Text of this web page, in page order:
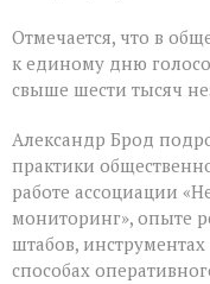
Отмечается, что в
к единому дню
свыше шести тысяч
Александр Брод
практики
работе ассоциации
мониторинг», опыте
штабов,
способах